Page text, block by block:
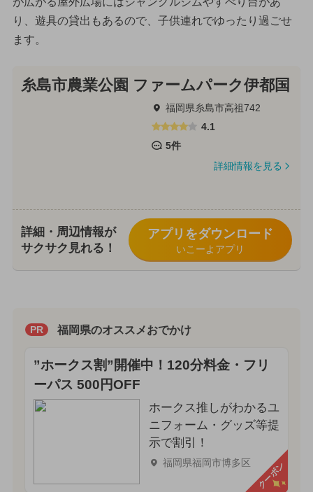
り、遊具の貸出もあるので、子供連れでゆったり過ごせ
ます。
糸島市農業公園 ファームパーク伊都国
福岡県糸島市高祖742
4.1
5件
詳細情報を見る
詳細・周辺情報が
サクサク見れる！
アプリをダウンロード
いこーよアプリ
PR 福岡県のオススメおでかけ
”ホークス割”開催中！120分料金・フリ
ーパス 500円OFF
ホークス推しがわかるユ
ニフォーム・グッズ等提
示で割引！
福岡県福岡市博多区 クーポン